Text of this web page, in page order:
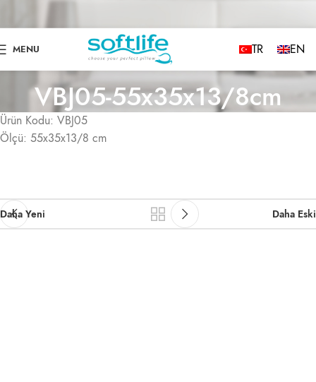
MENU TR EN
VBJ05-55x35x13/8cm
Ürün Kodu: VBJ05
Ölçü: 55x35x13/8 cm
Daha Yeni Daha Eski